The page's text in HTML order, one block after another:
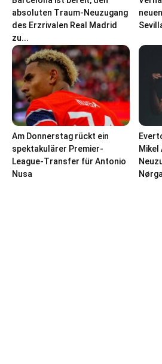
absoluten Traum-Neuzugang
des Erzrivalen Real Madrid
zu...
Am Donnerstag rückt ein
spektakulärer Premier-
League-Transfer für Antonio
Nusa
Mikel